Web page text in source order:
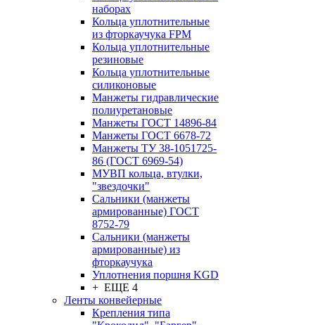
наборах
Кольца уплотнительные
из фторкаучука FPM
Кольца уплотнительные
резиновые
Кольца уплотнительные
силиконовые
Манжеты гидравлические
полиуретановые
Манжеты ГОСТ 14896-84
Манжеты ГОСТ 6678-72
Манжеты ТУ 38-1051725-
86 (ГОСТ 6969-54)
МУВП кольца, втулки,
"звездочки"
Сальники (манжеты
армированные) ГОСТ
8752-79
Сальники (манжеты
армированные) из
фторкаучука
Уплотнения поршня KGD
+ ЕЩЕ 4
Ленты конвейерные
Крепления типа